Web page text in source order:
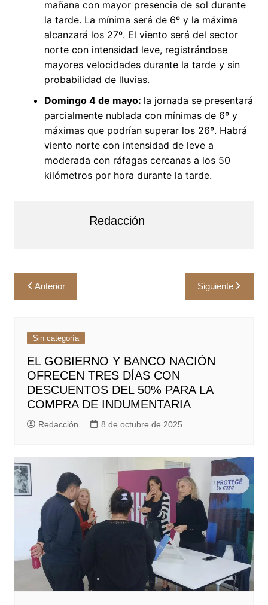
mañana con mayor presencia de sol durante
la tarde. La mínima será de 6º y la máxima
alcanzará los 27º. El viento será del sector
norte con intensidad leve, registrándose
mayores velocidades durante la tarde y sin
probabilidad de lluvias.
Domingo 4 de mayo: la jornada se presentará
parcialmente nublada con mínimas de 6º y
máximas que podrían superar los 26º. Habrá
viento norte con intensidad de leve a
moderada con ráfagas cercanas a los 50
kilómetros por hora durante la tarde.
Redacción
Navegación
de
Anterior Siguiente
Sin categoría
EL GOBIERNO Y BANCO NACIÓN
OFRECEN TRES DÍAS CON
DESCUENTOS DEL 50% PARA LA
COMPRA DE INDUMENTARIA
Redacción 8 de octubre de 2025